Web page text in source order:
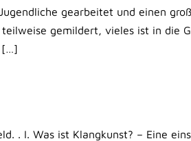
gearbeitet und einen
gemildert, vieles ist in die
[…]
. I. Was ist Klangkunst? – Eine